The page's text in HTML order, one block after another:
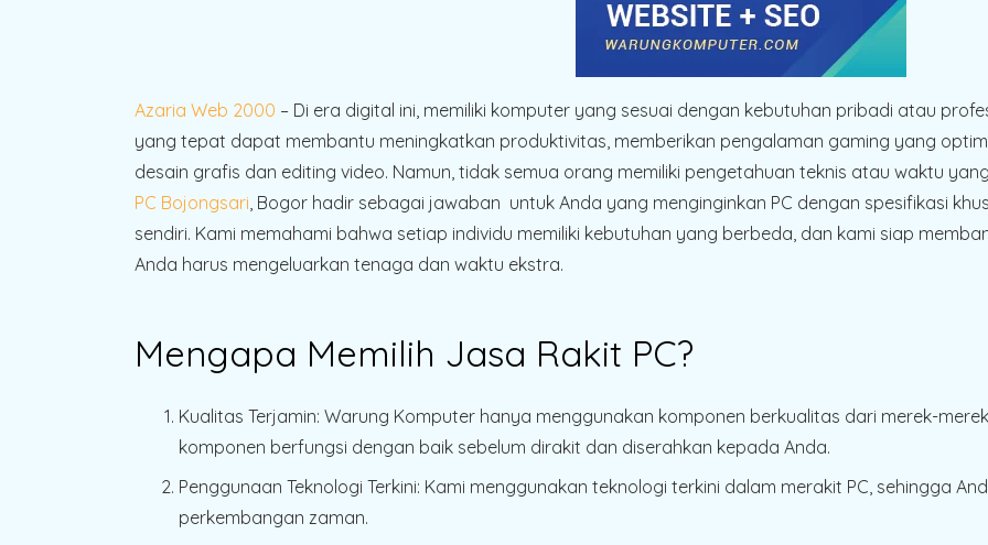
Azaria Web 2000 – Di era digital ini, memiliki komputer yang sesuai dengan kebutuhan pribadi atau
yang tepat dapat membantu meningkatkan produktivitas, memberikan pengalaman gaming yang
desain grafis dan editing video. Namun, tidak semua orang memiliki pengetahuan teknis atau waktu
PC Bojongsari, Bogor hadir sebagai jawaban untuk Anda yang menginginkan PC dengan spesifikasi
sendiri. Kami memahami bahwa setiap individu memiliki kebutuhan yang berbeda, dan kami siap
Anda harus mengeluarkan tenaga dan waktu ekstra.
Mengapa Memilih Jasa Rakit PC?
Kualitas Terjamin: Warung Komputer hanya menggunakan komponen berkualitas dari merek-
komponen berfungsi dengan baik sebelum dirakit dan diserahkan kepada Anda.
Penggunaan Teknologi Terkini: Kami menggunakan teknologi terkini dalam merakit PC, sehingga
perkembangan zaman.